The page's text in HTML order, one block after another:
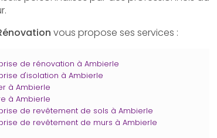
vous propose ses services :
de rénovation à Ambierle
d'isolation à Ambierle
à Ambierle
à Ambierle
de revêtement de sols​​​​​​​ à Ambierle
de revêtement de murs​​​​​​​ à Ambierle